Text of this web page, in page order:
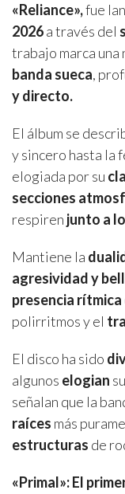
«Reliance»,fue
2026a través del
trabajo marca una
banda sueca,
y directo.
El álbum se
y sincero hasta la
elogiada por su
secciones
respiren junto a
Mantiene la
agresividad y
presencia
polirritmos y el
El disco ha sido
algunos elogian
señalan que la
raíces más
estructuras de
«Primal»: El